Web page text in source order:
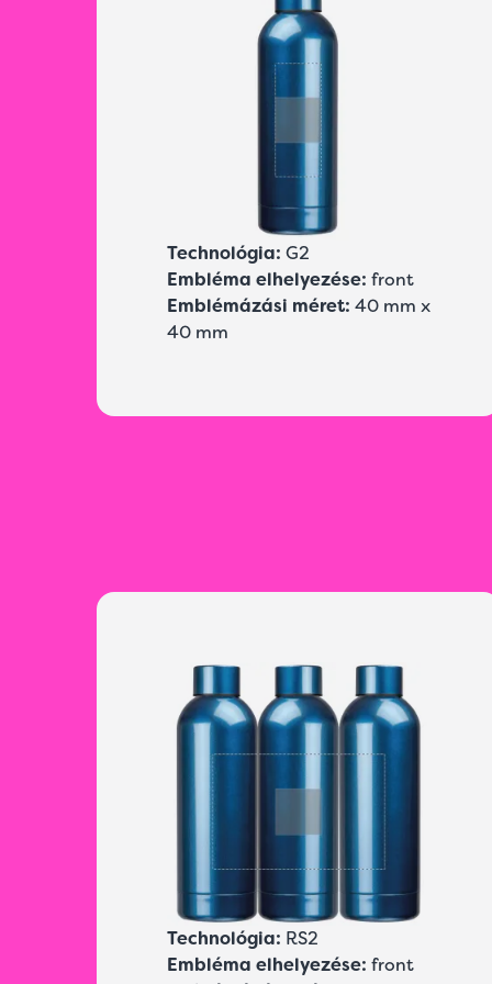
Technológia: G2
Embléma elhelyezése: front
Emblémázási méret: 40 mm x
40 mm
Technológia: RS2
Embléma elhelyezése: front